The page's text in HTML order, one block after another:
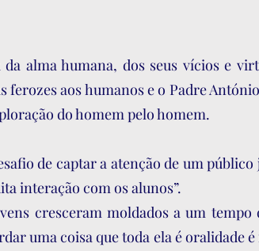
alma humana, dos seus vícios e
ferozes aos humanos e o Padre
do homem pelo homem.
de captar a atenção de um público
interação com os alunos”.
cresceram moldados a um tempo
uma coisa que toda ela é oralidade é